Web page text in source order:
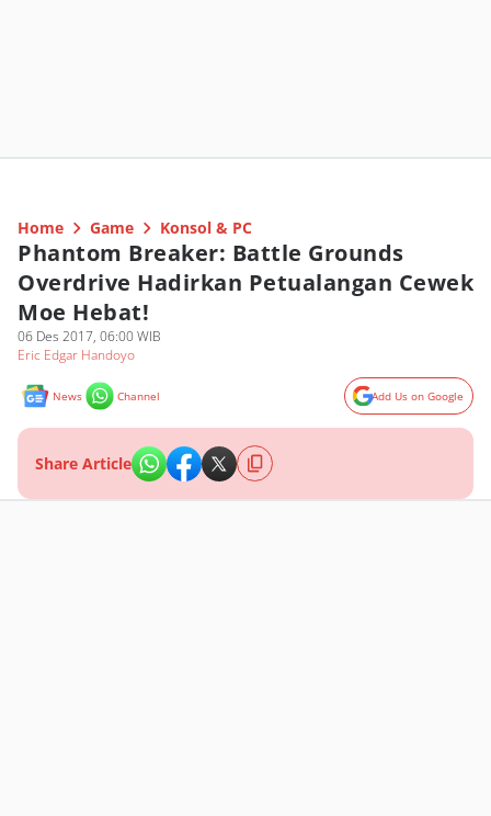
Home Game Konsol & PC
Phantom Breaker: Battle Grounds
Overdrive Hadirkan Petualangan Cewek
Moe Hebat!
06 Des 2017, 06:00 WIB
Eric Edgar Handoyo
News Channel Add Us on Google
Share Article